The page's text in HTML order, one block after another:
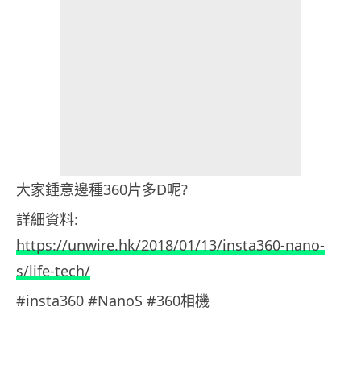
大家鍾意邊種360片多D呢?
詳細資料:
https://unwire.hk/2018/01/13/insta360-nano-
s/life-tech/
#insta360 #NanoS #360相機